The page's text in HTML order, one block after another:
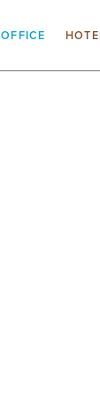
OFFICE